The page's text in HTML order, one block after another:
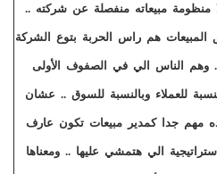
منظومة مبيعاته منفصلة عن شركته ..
المبيعات هم راس الحربة بتوع الشركة
وهم الناس الي في الصفوف الأولى
للعملاء وبالنسبة للسوق .. عشان
مهم جدا كمدير مبيعات تكون عارف
الي هتمشي عليها .. ومعناها